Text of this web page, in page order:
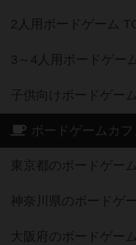
2人用ボードゲーム
3～4人用ボードゲー
子供向けボードゲー
ボードゲームカフ
東京都のボードゲー
神奈川県のボードゲ
大阪府のボードゲー